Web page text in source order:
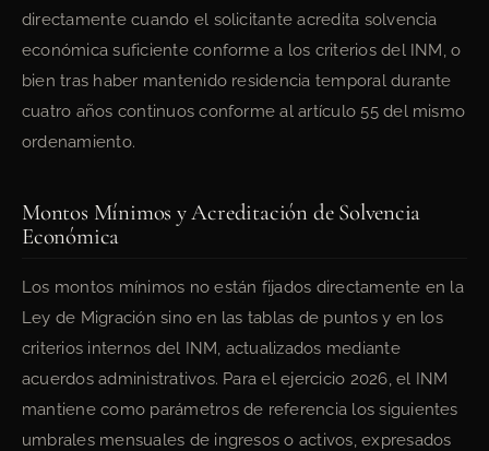
directamente cuando el solicitante acredita solvencia
económica suficiente conforme a los criterios del INM, o
bien tras haber mantenido residencia temporal durante
cuatro años continuos conforme al artículo 55 del mismo
ordenamiento.
Montos Mínimos y Acreditación de Solvencia
Económica
Los montos mínimos no están fijados directamente en la
Ley de Migración sino en las tablas de puntos y en los
criterios internos del INM, actualizados mediante
acuerdos administrativos. Para el ejercicio 2026, el INM
mantiene como parámetros de referencia los siguientes
umbrales mensuales de ingresos o activos, expresados